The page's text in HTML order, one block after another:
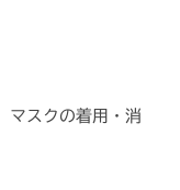
マスクの着用・消